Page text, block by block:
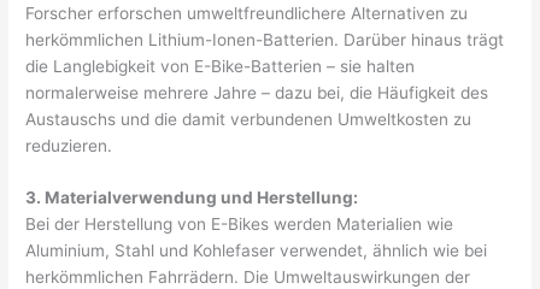
Forscher erforschen umweltfreundlichere Alternativen zu
herkömmlichen Lithium-Ionen-Batterien. Darüber hinaus trägt
die Langlebigkeit von E-Bike-Batterien – sie halten
normalerweise mehrere Jahre – dazu bei, die Häufigkeit des
Austauschs und die damit verbundenen Umweltkosten zu
reduzieren.
3. Materialverwendung und Herstellung:
Bei der Herstellung von E-Bikes werden Materialien wie
Aluminium, Stahl und Kohlefaser verwendet, ähnlich wie bei
herkömmlichen Fahrrädern. Die Umweltauswirkungen der